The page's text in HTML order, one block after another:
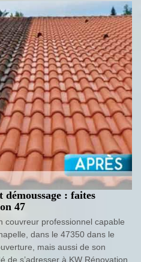
: faites
47
couvreur professionnel capable
dans le 47350 dans le
mais aussi de son
de s’adresser à KW Rénovation